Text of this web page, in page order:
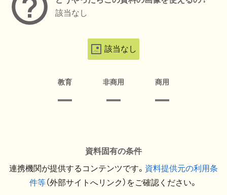
該当なし
該当なし
教育 非商用 商用
資料固有の条件
連携機関が提供するコンテンツです。 資料提供元の利用条
件等（外部サイトへリンク）をご確認ください。